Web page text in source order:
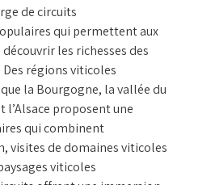
de circuits
qui permettent aux
les richesses des
régions viticoles
la Bourgogne, la vallée du
l’Alsace proposent une
qui combinent
visites de domaines viticoles
viticoles